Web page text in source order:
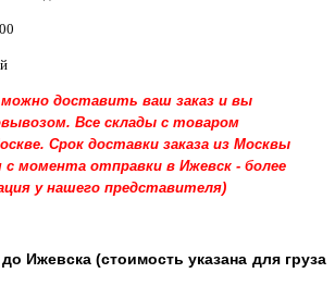
можно доставить ваш заказ и вы
Все склады с товаром
Срок доставки заказа из Москвы
с момента отправки в Ижевск - более
у нашего представителя)
Ижевска (стоимость указана для груза